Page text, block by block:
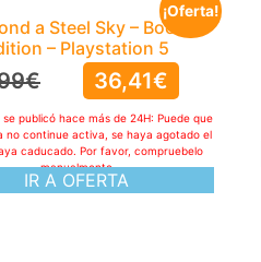
¡Oferta!
a Steel Sky – Book
– Playstation 5
€ 36,41€
IR A OFERTA
publicó hace más de 24H: Puede que
no continue activa, se haya agotado el
caducado. Por favor, compruebelo
manualmente